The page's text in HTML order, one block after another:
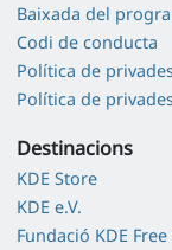
Baixada del
Codi de conducta
Política de
Política de
Destinacions
KDE Store
KDE e.V.
Fundació KDE Free